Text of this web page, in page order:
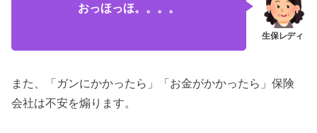
おっほっほ。。。。
また、「ガンにかかったら」「お金がかかったら」保険
会社は不安を煽ります。